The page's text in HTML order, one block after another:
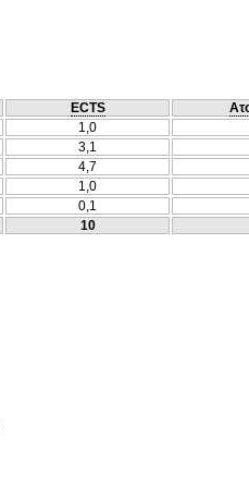
ECTS
1,0
3,1
4,7
1,0
0,1
10